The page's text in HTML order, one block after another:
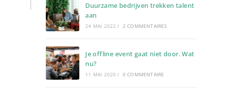
Duurzame bedrijven trekken talent
aan
24 MAI 2022 / 2 COMMENTAIRES
Je offline event gaat niet door. Wat
nu?
11 MAI 2020 / 0 COMMENTAIRE